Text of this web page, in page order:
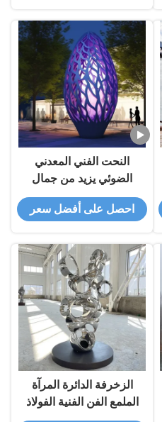
النحت الفني المعدني
الضوئي يزيد من جمال
المساحات الخارجية والضوء
احصل على أفضل سعر
الزخرفة الدائرة المرآة
الملمع الفن الفنية الفولاذ
المقاوم للصدأ